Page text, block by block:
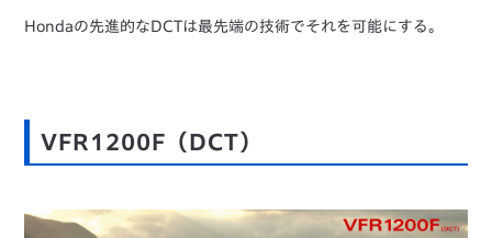
Hondaの先進的なDCTは最先端の技術でそれを可能にする。
VFR1200F （DCT）